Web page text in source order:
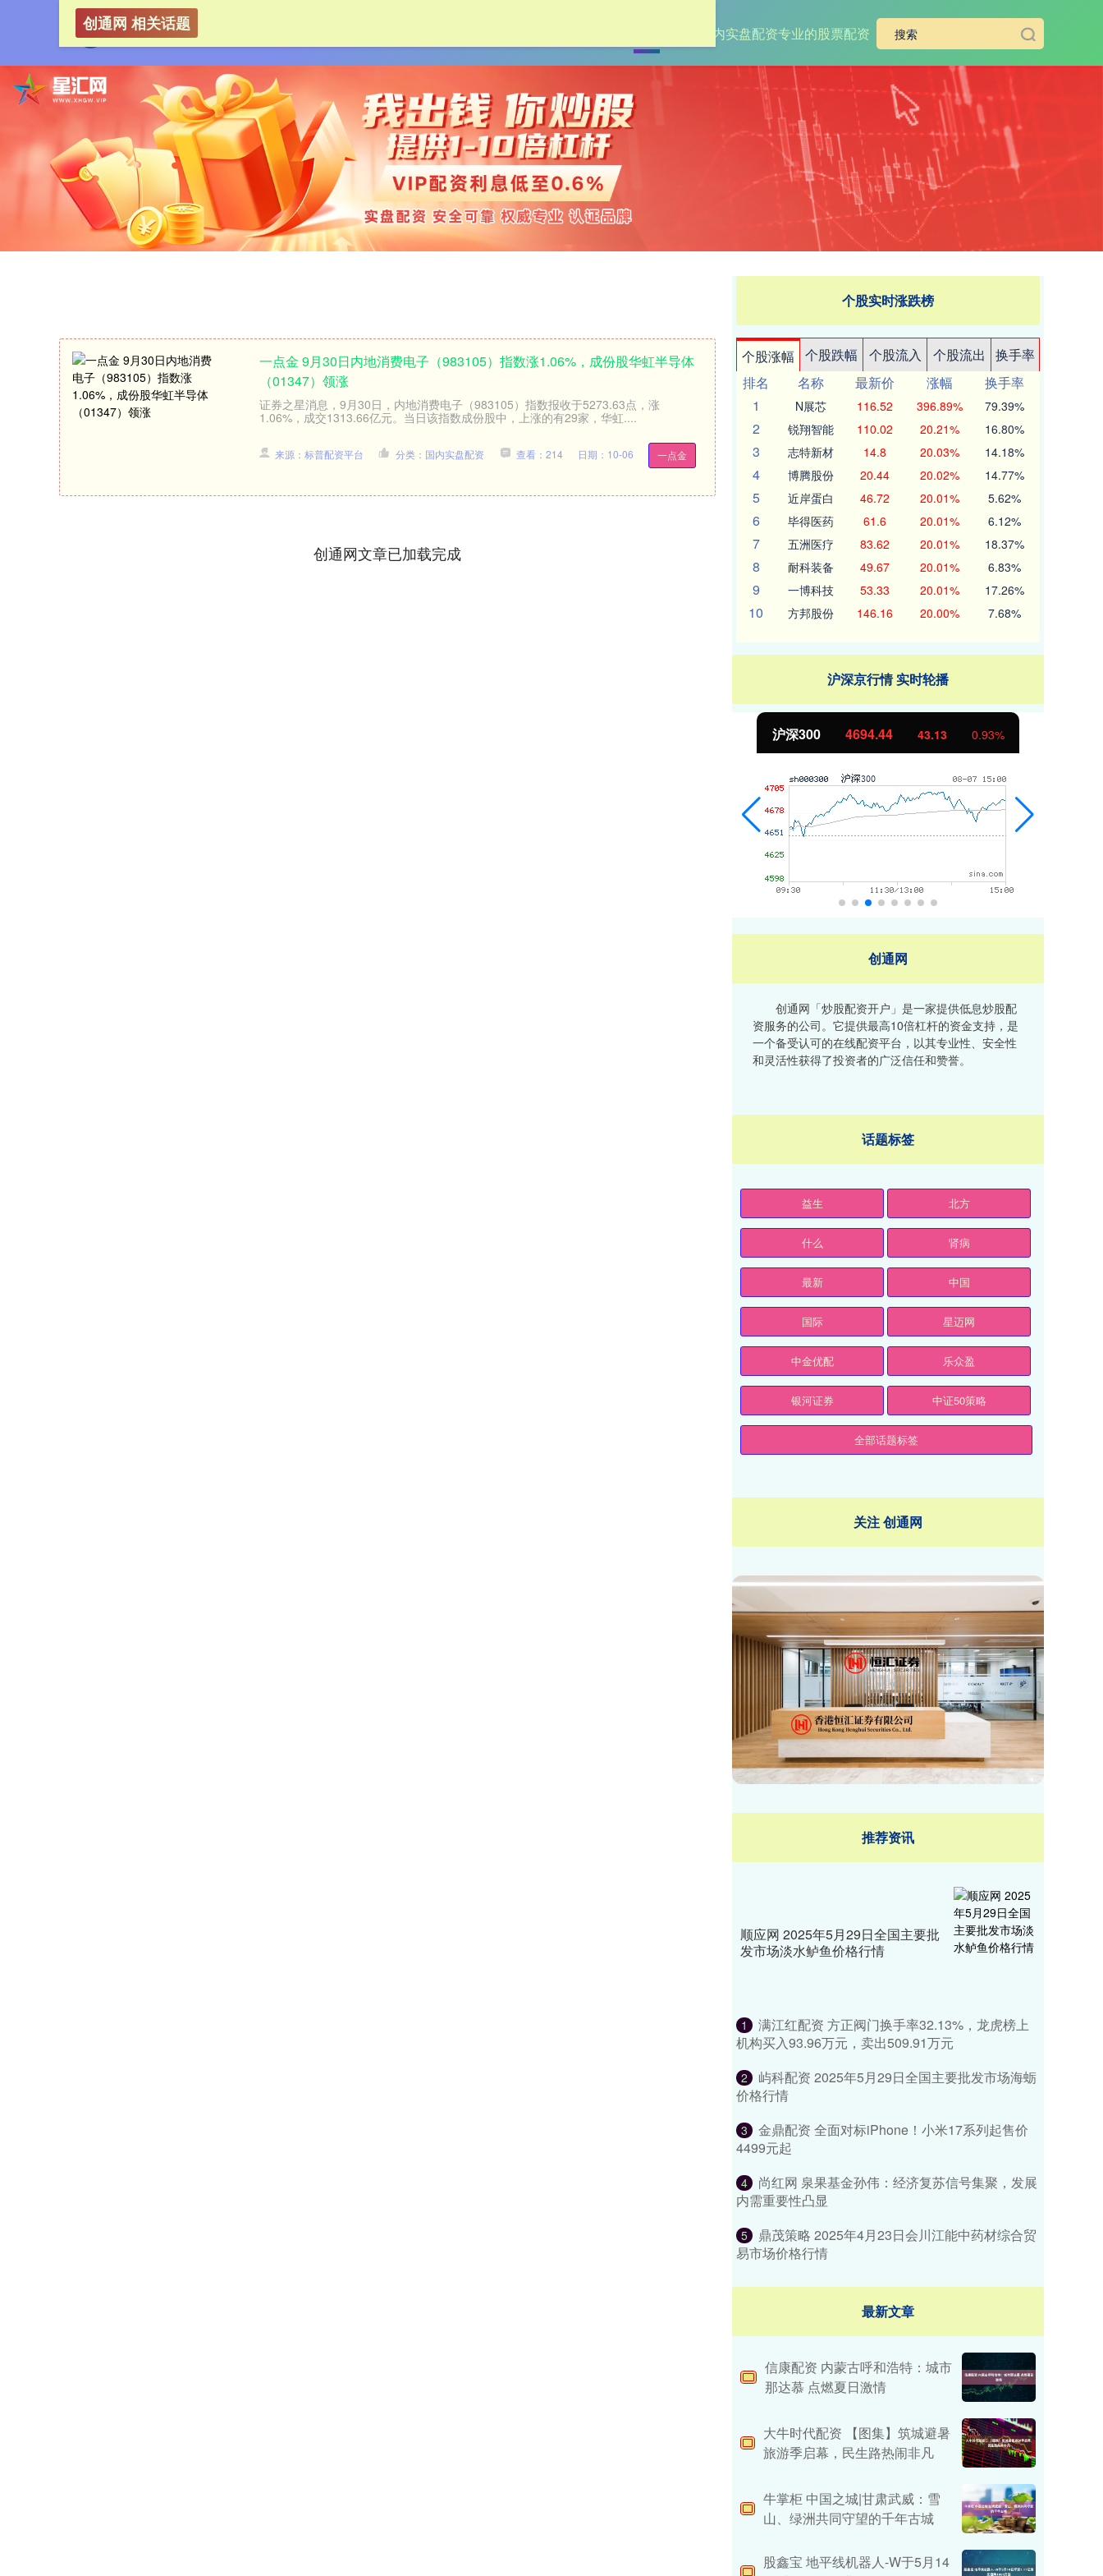
国内实盘配资专业的股票配资
创通网 相关话题
一点金 9月30日内地消费电子（983105）指数涨1.06%，成份股华虹半导体
（01347）领涨
证券之星消息，9月30日，内地消费电子（983105）指数报收于5273.63点，涨
1.06%，成交1313.66亿元。当日该指数成份股中，上涨的有29家，华虹....
一点金
来源：标普配资平台 分类：国内实盘配资 查看：214 日期：10-06
创通网文章已加载完成
个股实时涨跌榜
个股涨幅 个股跌幅 个股流入 个股流出
换手率
排名
名称 最新价 涨幅
换手率
1
N展芯 116.52 396.89% 79.39%
2 锐翔智能 110.02 20.21% 16.80%
3 志特新材 14.8 20.03% 14.18%
4 博腾股份 20.44 20.02% 14.77%
5 近岸蛋白 46.72 20.01% 5.62%
6 毕得医药 61.6 20.01% 6.12%
7 五洲医疗 83.62 20.01% 18.37%
8 耐科装备 49.67 20.01% 6.83%
9 一博科技 53.33 20.01% 17.26%
10 方邦股份 146.16 20.00% 7.68%
沪深京行情 实时轮播
北证50 1134.24 11.37 1.01%
创通网
创通网「炒股配资开户」是一家提供低息炒股配
资服务的公司。它提供最高10倍杠杆的资金支持，是
一个备受认可的在线配资平台，以其专业性、安全性
和灵活性获得了投资者的广泛信任和赞誉。
话题标签
益生 北方
什么 肾病
最新 中国
国际 星迈网
中金优配 乐众盈
银河证券 中证50策略
全部话题标签
关注 创通网
推荐资讯
顺应网 2025年5月29日全国主要批
发市场淡水鲈鱼价格行情
1
满江红配资 方正阀门换手率32.13%，龙虎榜上
机构买入93.96万元，卖出509.91万元
2
屿科配资 2025年5月29日全国主要批发市场海蛎
价格行情
3
金鼎配资 ​​全面对标iPhone！小米17系列起售价
4499元起
4
尚红网 泉果基金孙伟：经济复苏信号集聚，发展
内需重要性凸显
5
鼎茂策略 2025年4月23日会川江能中药材综合贸
易市场价格行情
最新文章
信康配资 内蒙古呼和浩特：城市
那达慕 点燃夏日激情
大牛时代配资 ​【图集】筑城避暑
旅游季启幕，民生路热闹非凡
牛掌柜 中国之城|甘肃武威：雪
山、绿洲共同守望的千年古城
股鑫宝 地平线机器人-W于5月14